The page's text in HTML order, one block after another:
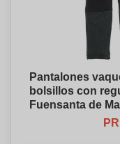
Pantalones
bolsillos con
Fuensanta de